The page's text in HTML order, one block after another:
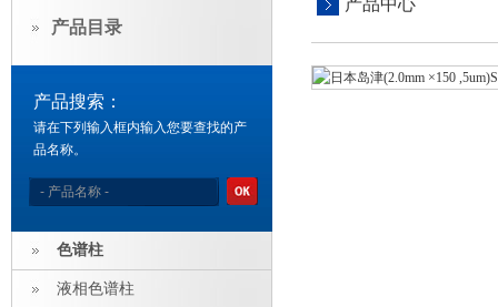
产品目录
产品搜索：
请在下列输入框内输入您要查找的产
品名称。
色谱柱
液相色谱柱
产品中心